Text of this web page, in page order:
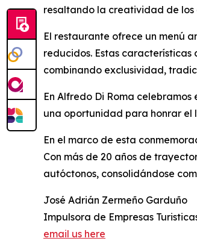
resaltando la creatividad de los
El restaurante ofrece un menú
reducidos. Estas características
combinando exclusividad,
En Alfredo Di Roma
una oportunidad para honrar el
En el marco de esta
Con más de 20 años de
autóctonos, consolidándose
José Adrián Zermeño Garduño
Impulsora de Empresas
email us here